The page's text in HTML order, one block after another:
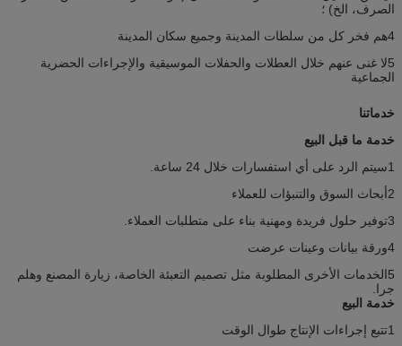
الصرف، الخ) ؛
4هم فخر كل من سلطات المدينة وجميع سكان المدينة
5لا غنى عنهم خلال العطلات والحفلات الموسيقية والإجراءات الحضرية
الجماعية
خدماتنا
خدمة ما قبل البيع
1سيتم الرد على أي استفسارات خلال 24 ساعة.
2أبحاث السوق والتنبؤات للعملاء
3توفير حلول فريدة ومهنية بناء على متطلبات العملاء.
4ورقة بيانات وعينات عرضت
5الخدمات الأخرى المطلوبة مثل تصميم التعبئة الخاصة، زيارة المصنع وهلم
جرا.
خدمة البيع
1تتبع إجراءات الإنتاج طوال الوقت